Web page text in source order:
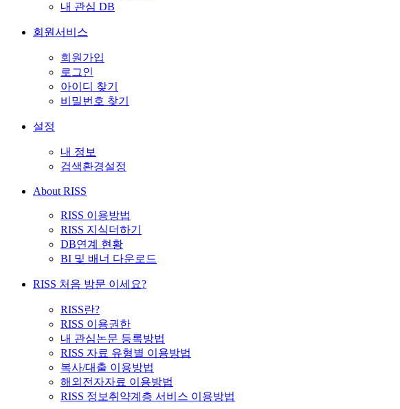
내 관심 DB
회원서비스
회원가입
로그인
아이디 찾기
비밀번호 찾기
설정
내 정보
검색환경설정
About RISS
RISS 이용방법
RISS 지식더하기
DB연계 현황
BI 및 배너 다운로드
RISS 처음 방문 이세요?
RISS란?
RISS 이용권한
내 관심논문 등록방법
RISS 자료 유형별 이용방법
복사/대출 이용방법
해외전자자료 이용방법
RISS 정보취약계층 서비스 이용방법